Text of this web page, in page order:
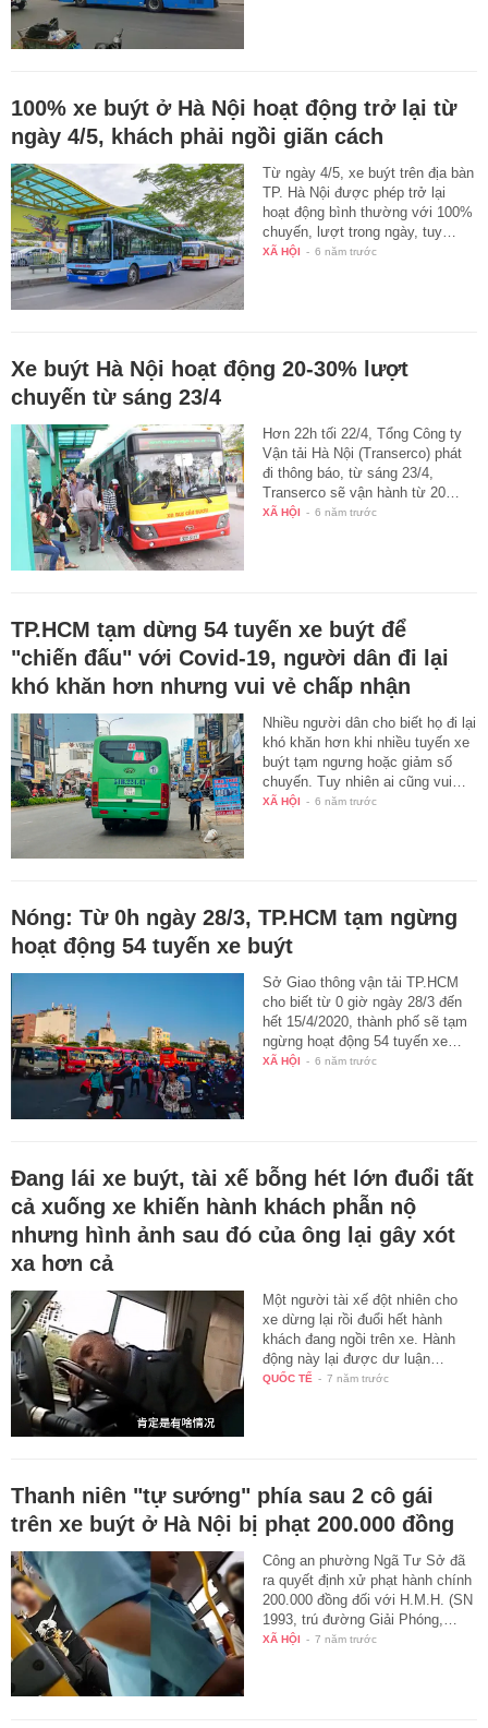
100% xe buýt ở Hà Nội hoạt động trở lại từ
ngày 4/5, khách phải ngồi giãn cách
Từ ngày 4/5, xe buýt trên địa bàn
TP. Hà Nội được phép trở lại
hoạt động bình thường với 100%
chuyến, lượt trong ngày, tuy…
XÃ HỘI - 6 năm trước
Xe buýt Hà Nội hoạt động 20-30% lượt
chuyến từ sáng 23/4
Hơn 22h tối 22/4, Tổng Công ty
Vận tải Hà Nội (Transerco) phát
đi thông báo, từ sáng 23/4,
Transerco sẽ vận hành từ 20…
XÃ HỘI - 6 năm trước
TP.HCM tạm dừng 54 tuyến xe buýt để
"chiến đấu" với Covid-19, người dân đi lại
khó khăn hơn nhưng vui vẻ chấp nhận
Nhiều người dân cho biết họ đi lại
khó khăn hơn khi nhiều tuyến xe
buýt tạm ngưng hoặc giảm số
chuyến. Tuy nhiên ai cũng vui…
XÃ HỘI - 6 năm trước
Nóng: Từ 0h ngày 28/3, TP.HCM tạm ngừng
hoạt động 54 tuyến xe buýt
Sở Giao thông vận tải TP.HCM
cho biết từ 0 giờ ngày 28/3 đến
hết 15/4/2020, thành phố sẽ tạm
ngừng hoạt động 54 tuyến xe…
XÃ HỘI - 6 năm trước
Đang lái xe buýt, tài xế bỗng hét lớn đuổi tất
cả xuống xe khiến hành khách phẫn nộ
nhưng hình ảnh sau đó của ông lại gây xót
xa hơn cả
Một người tài xế đột nhiên cho
xe dừng lại rồi đuổi hết hành
khách đang ngồi trên xe. Hành
động này lại được dư luận…
QUỐC TẾ - 7 năm trước
Thanh niên "tự sướng" phía sau 2 cô gái
trên xe buýt ở Hà Nội bị phạt 200.000 đồng
Công an phường Ngã Tư Sở đã
ra quyết định xử phạt hành chính
200.000 đồng đối với H.M.H. (SN
1993, trú đường Giải Phóng,…
XÃ HỘI - 7 năm trước